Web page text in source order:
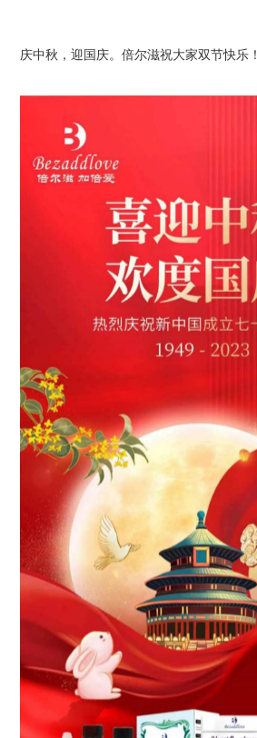
庆中秋，迎国庆。倍尔滋祝大家双节快乐！